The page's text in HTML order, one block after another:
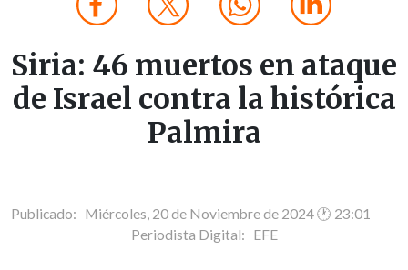
Siria: 46 muertos en ataque
de Israel contra la histórica
Palmira
Publicado: Miércoles, 20 de Noviembre de 2024 🕐 23:01
Periodista Digital: EFE